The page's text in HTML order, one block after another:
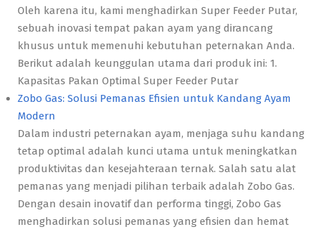
Oleh karena itu, kami menghadirkan Super Feeder Putar,
sebuah inovasi tempat pakan ayam yang dirancang
khusus untuk memenuhi kebutuhan peternakan Anda.
Berikut adalah keunggulan utama dari produk ini: 1.
Kapasitas Pakan Optimal Super Feeder Putar
Zobo Gas: Solusi Pemanas Efisien untuk Kandang Ayam
Modern
Dalam industri peternakan ayam, menjaga suhu kandang
tetap optimal adalah kunci utama untuk meningkatkan
produktivitas dan kesejahteraan ternak. Salah satu alat
pemanas yang menjadi pilihan terbaik adalah Zobo Gas.
Dengan desain inovatif dan performa tinggi, Zobo Gas
menghadirkan solusi pemanas yang efisien dan hemat